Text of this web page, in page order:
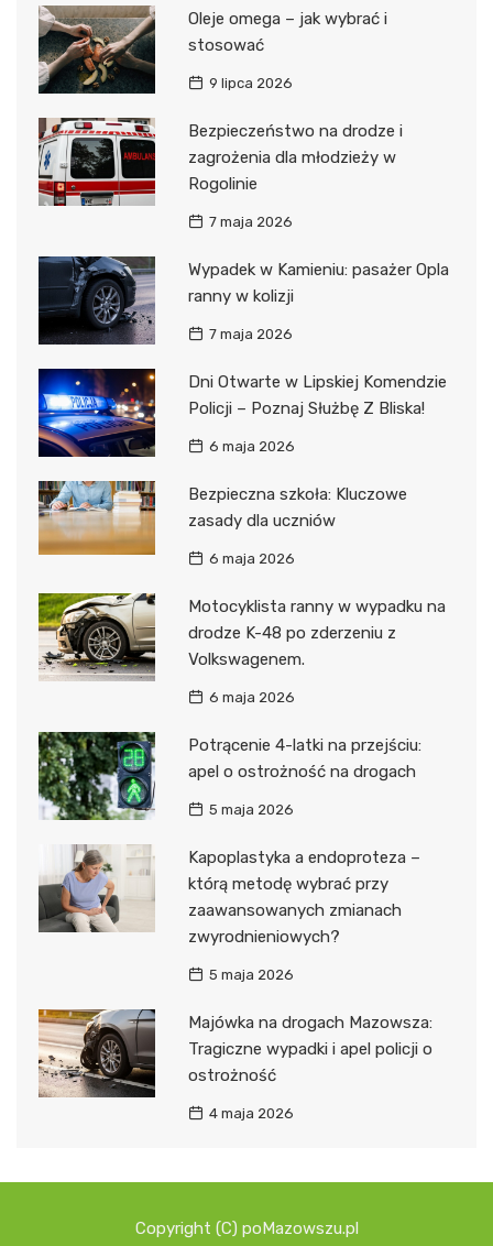
Oleje omega – jak wybrać i
stosować
9 lipca 2026
Bezpieczeństwo na drodze i
zagrożenia dla młodzieży w
Rogolinie
7 maja 2026
Wypadek w Kamieniu: pasażer Opla
ranny w kolizji
7 maja 2026
Dni Otwarte w Lipskiej Komendzie
Policji – Poznaj Służbę Z Bliska!
6 maja 2026
Bezpieczna szkoła: Kluczowe
zasady dla uczniów
6 maja 2026
Motocyklista ranny w wypadku na
drodze K-48 po zderzeniu z
Volkswagenem.
6 maja 2026
Potrącenie 4-latki na przejściu:
apel o ostrożność na drogach
5 maja 2026
Kapoplastyka a endoproteza –
którą metodę wybrać przy
zaawansowanych zmianach
zwyrodnieniowych?
5 maja 2026
Majówka na drogach Mazowsza:
Tragiczne wypadki i apel policji o
ostrożność
4 maja 2026
Copyright (C) poMazowszu.pl